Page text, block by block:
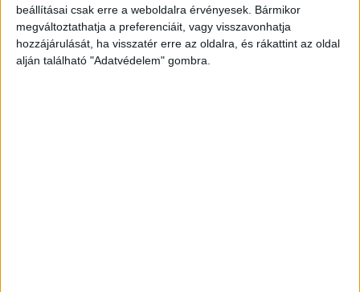
beállításai csak erre a weboldalra érvényesek. Bármikor
megváltoztathatja a preferenciáit, vagy visszavonhatja
hozzájárulását, ha visszatér erre az oldalra, és rákattint az oldal
alján található "Adatvédelem" gombra.
Bevásárolt a Ferrero
Biznisz 2018. január 17.